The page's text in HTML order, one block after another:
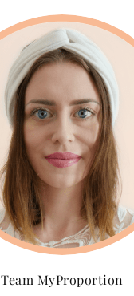
Team MyProportion